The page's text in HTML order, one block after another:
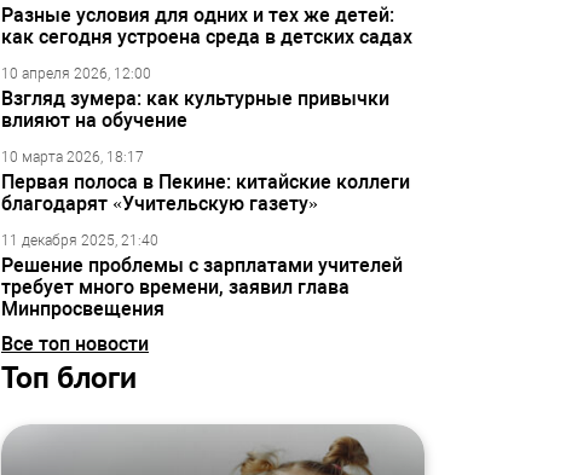
Разные условия для одних и тех же детей:
как сегодня устроена среда в детских садах
10 апреля 2026, 12:00
Взгляд зумера: как культурные привычки
влияют на обучение
10 марта 2026, 18:17
Первая полоса в Пекине: китайские коллеги
благодарят «Учительскую газету»
11 декабря 2025, 21:40
Решение проблемы с зарплатами учителей
требует много времени, заявил глава
Минпросвещения
Все топ новости
Топ блоги